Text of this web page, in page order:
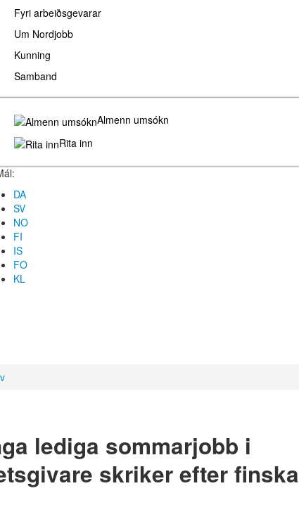
Fyri arbeiðsgevarar
Um Nordjobb
Kunning
Samband
Almenn umsókn
Rita inn
DA
SV
NO
FI
IS
FO
KL
lediga sommarjobb i
skriker efter finska